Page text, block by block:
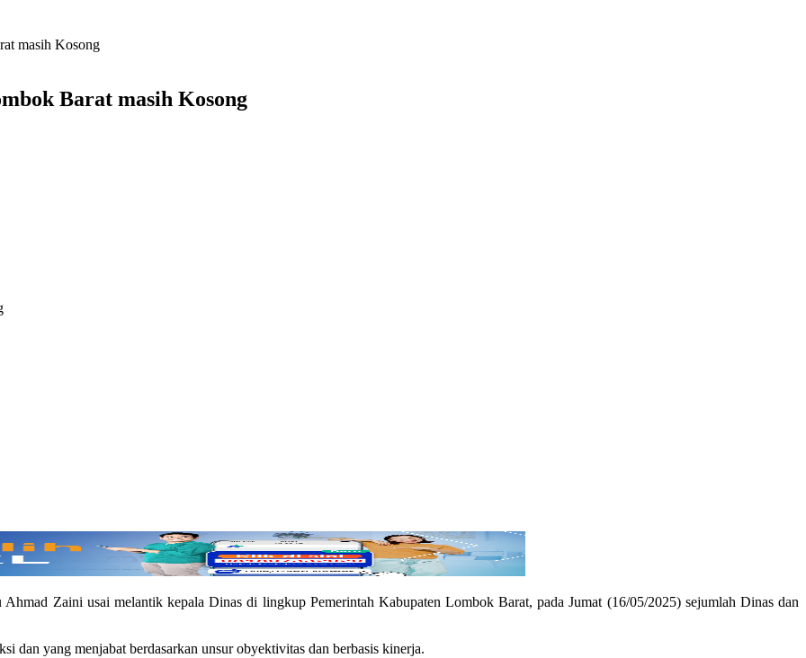
masih Kosong
Barat masih Kosong
Zaini usai melantik kepala Dinas di lingkup Pemerintah Kabupaten Lombok Barat, pada Jumat (16/05/2025) sejumlah Dinas dan
dan yang menjabat berdasarkan unsur obyektivitas dan berbasis kinerja.